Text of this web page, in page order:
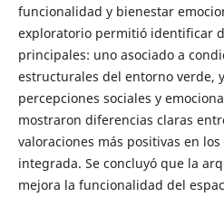
funcionalidad y bienestar
exploratorio permitió identificar
principales: uno asociado a
estructurales del entorno verde,
percepciones sociales y
mostraron diferencias claras
valoraciones más positivas en
integrada. Se concluyó que la
mejora la funcionalidad del